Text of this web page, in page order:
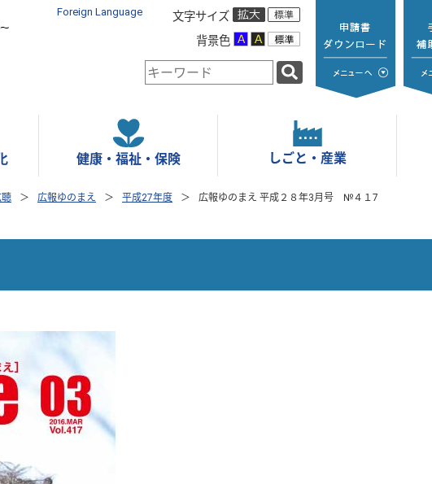
Foreign Language
文字サイズ
背景色
検
索
ー
健康・福祉・保険 しごと・産業
広報ゆのまえ 平成27年度 広報ゆのまえ 平成２８年3月号 №４１7